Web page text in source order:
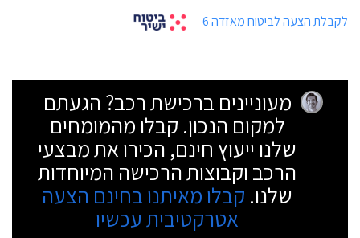
לקבלת הצעה לביטוח מאזדה 6
מעוניינים ברכישת רכב? הגעתם
למקום הנכון. קבלו מהמומחים
שלנו ייעוץ חינם, הכירו את מבצעי
הרכב וקבוצות הרכישה המיוחדות
שלנו. קבלו מאיתנו בחינם הצעה
אטרקטיבית עכשיו